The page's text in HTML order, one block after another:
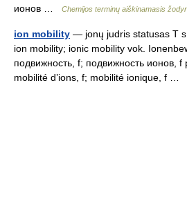
ионов …
Chemijos terminų aiškinamasis
ion mobility — jonų judris statusas T
ion mobility; ionic mobility vok.
подвижность, f; подвижность ионов,
mobilité d’ions, f; mobilité ionique, f …